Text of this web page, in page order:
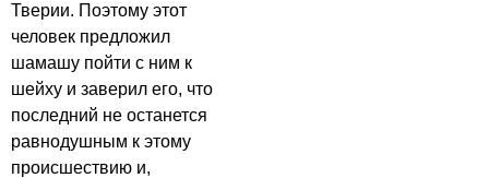
Тверии. Поэтому этот
человек предложил
шамашу пойти с ним к
шейху и заверил его, что
последний не останется
равнодушным к этому
происшествию и,